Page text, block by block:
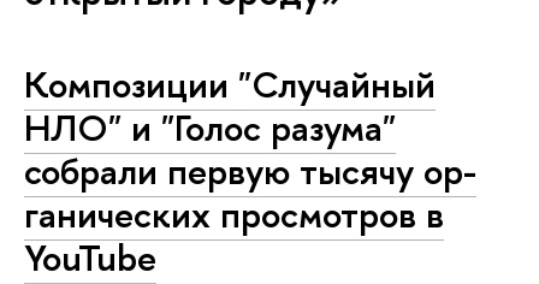
Композиции "Случайный
НЛО" и "Голос разума"
собрали первую тысячу ор­
га­ни­че­ских просмотров в
YouTube